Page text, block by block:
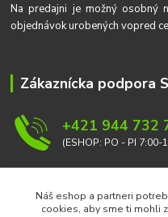
Na predajni je možný osobný
objednávok urobených vopred
Zákaznícka podpora
+421 944 732
(ESHOP: PO - PI 7:00-
Náš eshop a partneri
cookies, aby sme ti mohli